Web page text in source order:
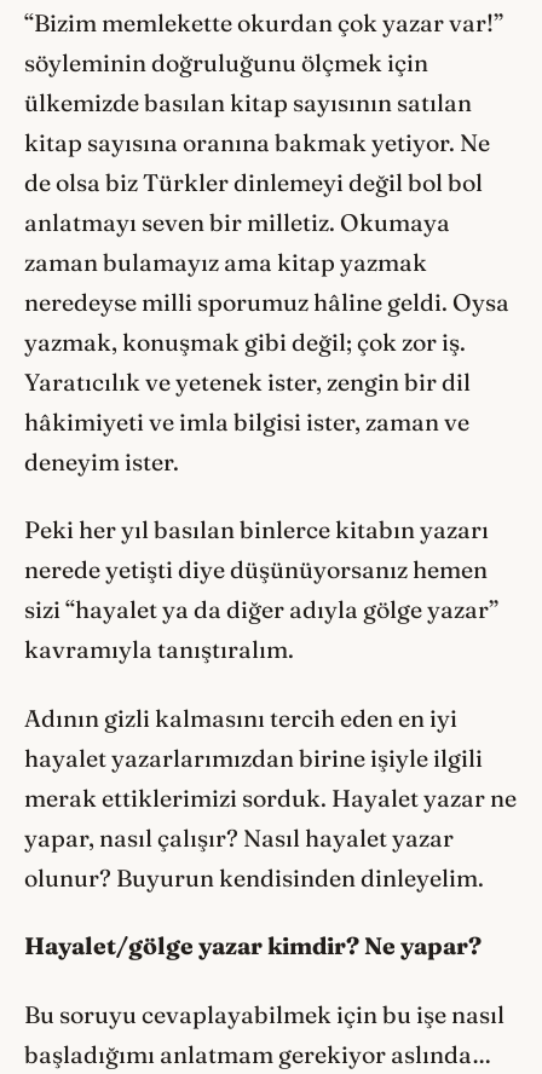
“Bizim memlekette okurdan çok yazar var!”
söyleminin doğruluğunu ölçmek için
ülkemizde basılan kitap sayısının satılan
kitap sayısına oranına bakmak yetiyor. Ne
de olsa biz Türkler dinlemeyi değil bol bol
anlatmayı seven bir milletiz. Okumaya
zaman bulamayız ama kitap yazmak
neredeyse milli sporumuz hâline geldi. Oysa
yazmak, konuşmak gibi değil; çok zor iş.
Yaratıcılık ve yetenek ister, zengin bir dil
hâkimiyeti ve imla bilgisi ister, zaman ve
deneyim ister.
Peki her yıl basılan binlerce kitabın yazarı
nerede yetişti diye düşünüyorsanız hemen
sizi “hayalet ya da diğer adıyla gölge yazar”
kavramıyla tanıştıralım.
Adının gizli kalmasını tercih eden en iyi
hayalet yazarlarımızdan birine işiyle ilgili
merak ettiklerimizi sorduk. Hayalet yazar ne
yapar, nasıl çalışır? Nasıl hayalet yazar
olunur? Buyurun kendisinden dinleyelim.
Hayalet/gölge yazar kimdir? Ne yapar?
Bu soruyu cevaplayabilmek için bu işe nasıl
başladığımı anlatmam gerekiyor aslında…